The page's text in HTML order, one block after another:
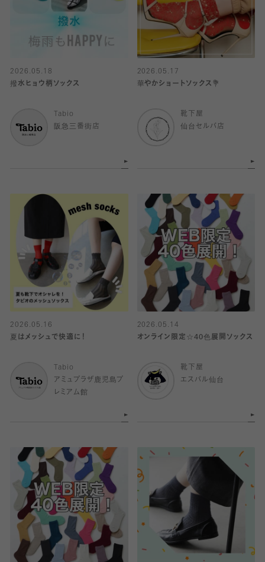
2026.05.18
撥水ヒョウ柄ソックス
Tabio
阪急三番街店
2026.05.17
華やかショートソックス💐
靴下屋
仙台セルバ店
2026.05.16
夏はメッシュで快適に！
Tabio
アミュプラザ鹿児島プ
レミアム館
2026.05.14
オンライン限定☆40色展開ソックス
靴下屋
エスパル仙台